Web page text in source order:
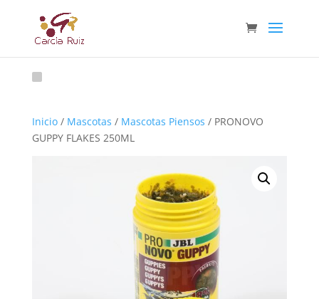
Inicio/ Mascotas / Mascotas Piensos / PRONOVO
GUPPY FLAKES 250ML